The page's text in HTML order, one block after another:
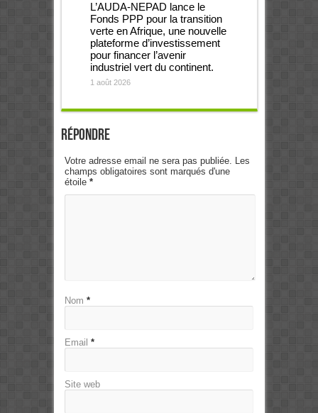
L’AUDA-NEPAD lance le
Fonds PPP pour la transition
verte en Afrique, une nouvelle
plateforme d’investissement
pour financer l’avenir
industriel vert du continent.
1 août 2026
Répondre
Votre adresse email ne sera pas publiée. Les
champs obligatoires sont marqués d'une
étoile *
Nom *
Email *
Site web